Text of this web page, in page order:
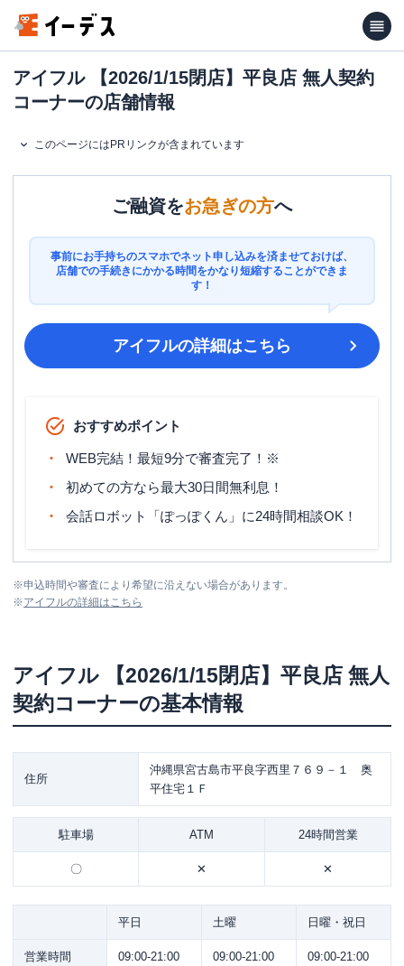
アイフル 【2026/1/15閉店】平良店 無人契約
コーナーの店舗情報
このページにはPRリンクが含まれています
ご融資をお急ぎの方へ
事前にお手持ちのスマホでネット申し込みを済ませておけば、
店舗での手続きにかかる時間をかなり短縮することができま
す！
アイフルの詳細はこちら
おすすめポイント
WEB完結！最短9分で審査完了！※
初めての方なら最大30日間無利息！
会話ロボット「ぽっぽくん」に24時間相談OK！
※申込時間や審査により希望に沿えない場合があります。
※アイフルの詳細はこちら
アイフル
【2026/1/15閉店】平良店 無人
契約コーナーの基本情報
住所
沖縄県宮古島市平良字西里７６９－１ 奥
平住宅１Ｆ
駐車場 ATM 24時間営業
〇 ✕ ✕
平日 土曜 日曜・祝日
営業時間 09:00-21:00 09:00-21:00 09:00-21:00